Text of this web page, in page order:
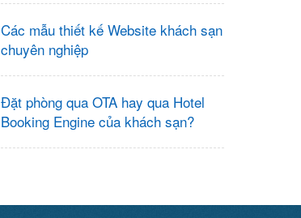
Các mẫu thiết kế Website khách sạn
chuyên nghiệp
Đặt phòng qua OTA hay qua Hotel
Booking Engine của khách sạn?